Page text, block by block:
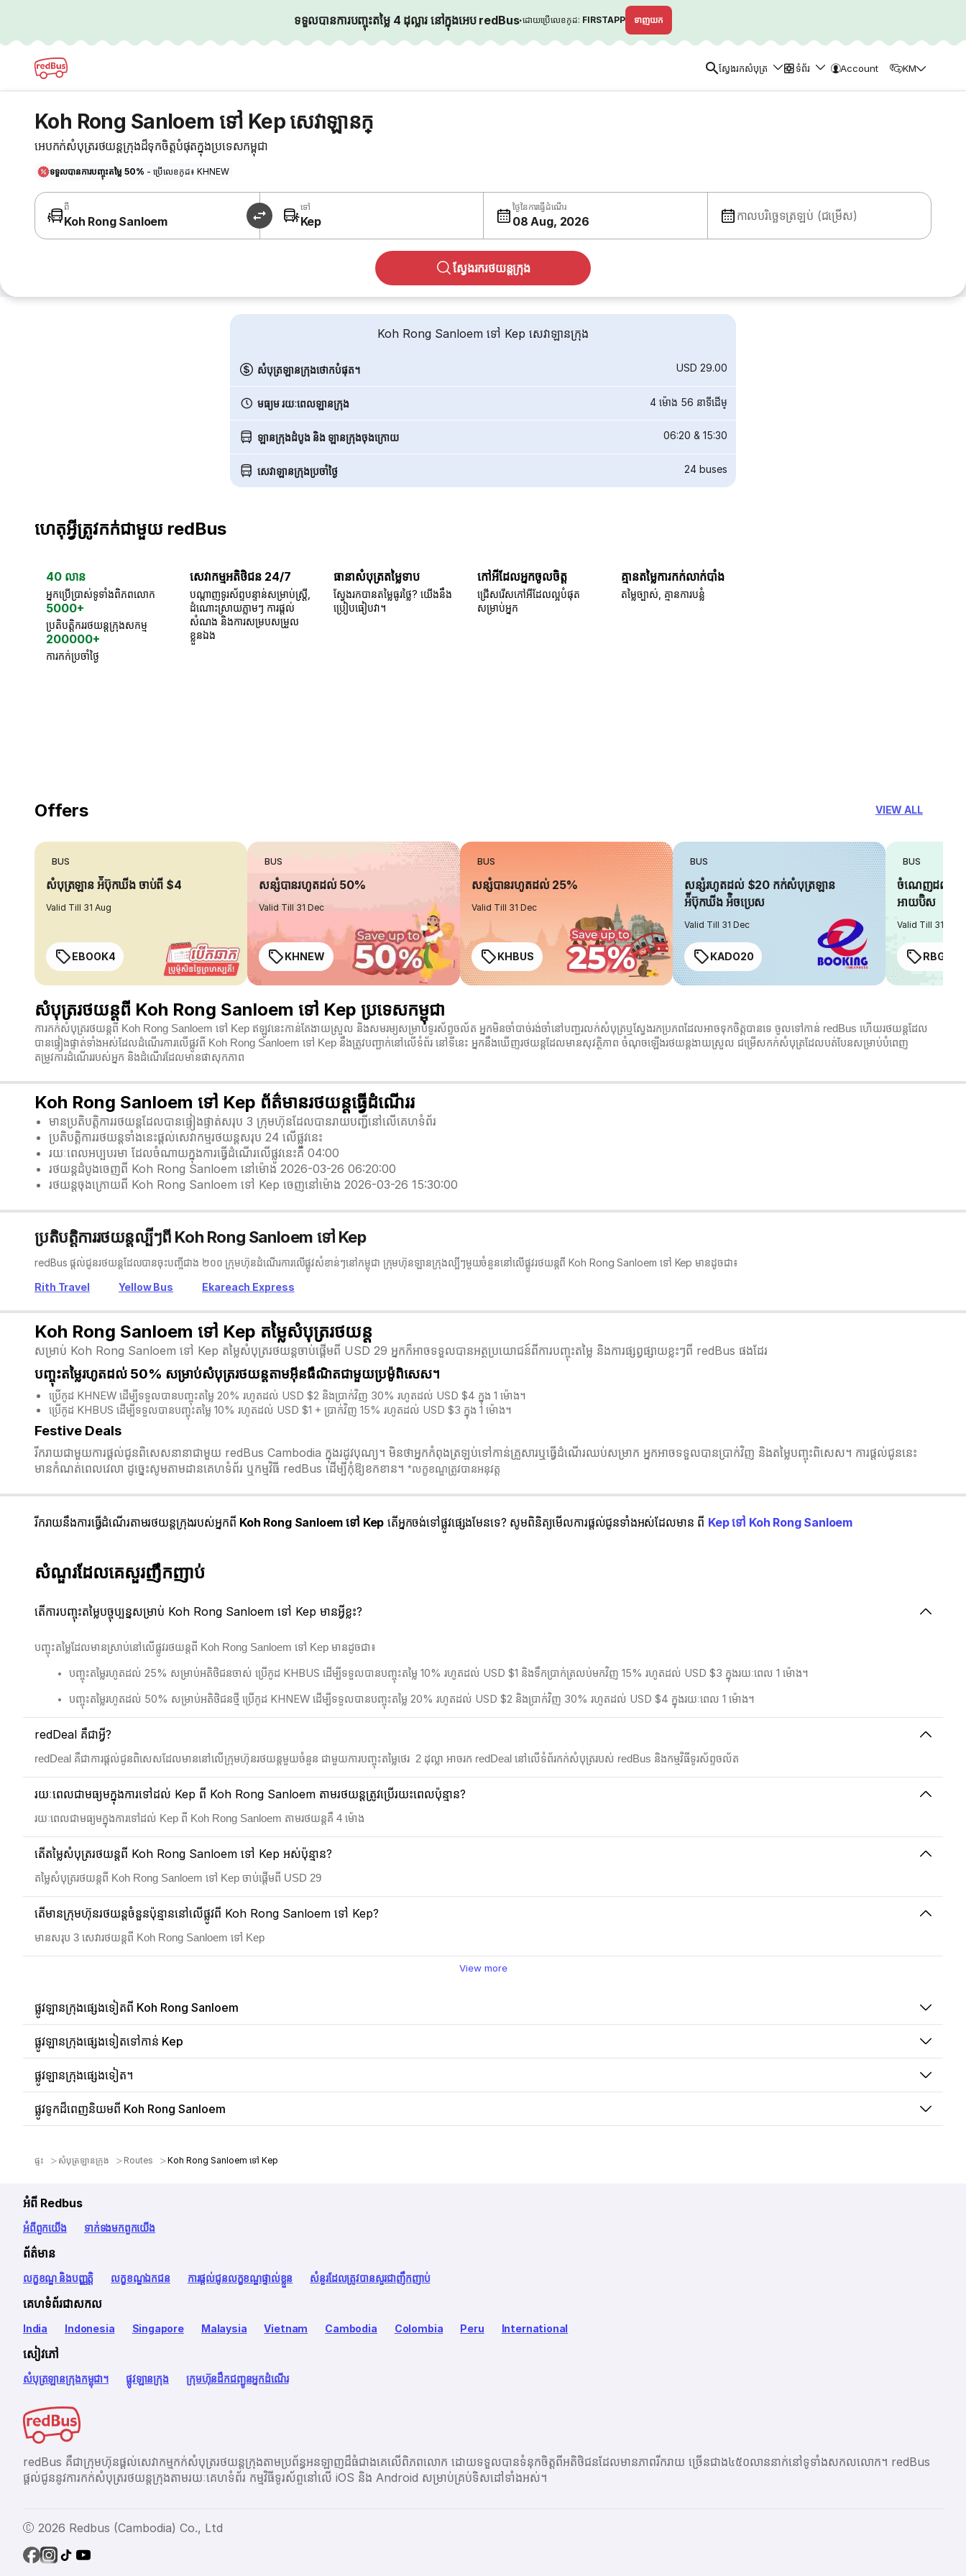
ទទួលបានការបញ្ចុះតម្លៃ 4 ដុល្លារ នៅក្នុងអេប redBus·ដោយប្រើលេខកូដ: FIRSTAPP ទាញយក
ស្វែងរកសំបុត្រ ទំព័រ Account KM
Koh Rong Sanloem ទៅ Kep សេវាឡានក្
អេបកក់សំបុត្ររថយន្តក្រុងដ៏ទុកចិត្តបំផុតក្នុងប្រទេសកម្ពុជា
ទទួលបានការបញ្ចុះតម្លៃ 50% - ប្រើលេខកូដ៖ KHNEW
ពី
Koh Rong Sanloem
ទៅ
Kep
ថ្ងៃនៃការធ្វើដំណើរ
08 Aug, 2026 កាលបរិច្ឆេទត្រឡប់ (ជម្រើស)
ស្វែងរករថយន្តក្រុង
Koh Rong Sanloem ទៅ Kep សេវាឡានក្រុង
សំបុត្រឡានក្រុងថោកបំផុត។ USD 29.00
មធ្យម រយៈពេលឡានក្រុង 4 ម៉ោង 56 នាទី​ដើម្
ឡានក្រុងដំបូង និង ឡានក្រុងចុងក្រោយ 06:20 & 15:30
សេវាឡានក្រុងប្រចាំថ្ងៃ 24 buses
ហេតុអ្វីត្រូវកក់ជាមួយ redBus
40 លាន
អ្នកប្រើប្រាស់ទូទាំងពិភពលោក
5000+
ប្រតិបត្តិកររថយន្តក្រុងសកម្ម
200000+
ការកក់ប្រចាំថ្ងៃ
សេវាកម្មអតិថិជន 24/7
បណ្តាញទូរស័ព្ទបន្ទាន់សម្រាប់ស្ត្រី,
ដំណោះស្រាយភ្លាមៗ ការផ្តល់
សំណង និងការសម្របសម្រួល
ខ្លួនឯង
ធានាសំបុត្រតម្លៃទាប
ស្វែងរកបានតម្លៃធូរថ្លៃ? យើងនឹង
ប្រៀបធៀបវា។
កៅអីដែលអ្នកចូលចិត្ត
ជ្រើសរើសកៅអីដែលល្អបំផុត
សម្រាប់អ្នក
គ្មានតម្លៃការកក់លាក់បាំង
តម្លៃច្បាស់, គ្មានការបន្លំ
Offers VIEW ALL
BUS
សំបុត្រឡាន អ៉ីប៊ុកឃីង ចាប់ពី $4
Valid Till 31 Aug
EBOOK4
BUS
សន្សំបានរហូតដល់ 50%
Valid Till 31 Dec
KHNEW
BUS
សន្សំបានរហូតដល់ 25%
Valid Till 31 Dec
KHBUS
BUS
សន្សំរហូតដល់ $20 កក់សំបុត្រឡាន
អ៉ីប៊ុកឃីង អ៉ិចប្រេស
Valid Till 31 Dec
KADO20
BUS
ចំណេញដល់ $6
អាយប៊ិស
Valid Till 31 Dec
សំបុត្ររថយន្តពី Koh Rong Sanloem ទៅ Kep ប្រទេសកម្ពុជា
ការកក់សំបុត្ររថយន្តពី Koh Rong Sanloem ទៅ Kep ឥឡូវនេះកាន់តែងាយស្រួល និងសមរម្យសម្រាប់ទូរស័ព្ទចល័ត អ្នកមិនចាំបាច់រង់ចាំនៅបញ្ជរលក់សំបុត្រឬស្វែងរកប្រភពដែលអាចទុកចិត្តបានទេ ចូលទៅកាន់ redBus ហើយរថយន្តដែល
បានផ្ទៀងផ្ទាត់ទាំងអស់ដែលដំណើរការលើផ្លូវពី Koh Rong Sanloem ទៅ Kep នឹងត្រូវបញ្ជាក់នៅលើទំព័រ នៅទីនេះ អ្នកនឹងឃើញរថយន្តដែលមានសុវត្ថិភាព ចំណុចឡើងរថយន្តងាយស្រួល ជម្រើសកក់សំបុត្រដែលបត់បែនសម្រាប់បំពេញ
តម្រូវការដំណើររបស់អ្នក និងដំណើរដែលមានផាសុកភាព
Koh Rong Sanloem ទៅ Kep ព័ត៌មានរថយន្តធ្វើដំណើររ
មានប្រតិបត្តិការរថយន្តដែលបានផ្ទៀងផ្ទាត់សរុប 3 ក្រុមហ៊ុនដែលបានរាយបញ្ជីនៅលើគេហទំព័រ
ប្រតិបត្តិការរថយន្តទាំងនេះផ្តល់សេវាកម្មរថយន្តសរុប 24 លើផ្លូវនេះ
រយៈពេលអប្បបរមា ដែលចំណាយក្នុងការធ្វើដំណើរលើផ្លូវនេះគឺ 04:00
រថយន្តដំបូងចេញពី Koh Rong Sanloem នៅម៉ោង 2026-03-26 06:20:00
រថយន្តចុងក្រោយពី Koh Rong Sanloem ទៅ Kep ចេញនៅម៉ោង 2026-03-26 15:30:00
ប្រតិបត្តិការរថយន្តល្បីៗពី Koh Rong Sanloem ទៅ Kep
redBus ផ្តល់ជូនរថយន្តដែលបានចុះបញ្ចីជាង ២០០ ក្រុមហ៊ុនដំណើរការលើផ្លូវសំខាន់ៗនៅកម្ពុជា ក្រុមហ៊ុនឡានក្រុង​ល្បីៗមួយចំនួននៅលើផ្លូវរថយន្តពី Koh Rong Sanloem ទៅ Kep មានដូចជា៖
Rith Travel
Yellow Bus Ekareach Express
Koh Rong Sanloem ទៅ Kep តម្លៃសំបុត្ររថយន្ត
សម្រាប់ Koh Rong Sanloem ទៅ Kep តម្លៃសំបុត្ររថយន្តចាប់ផ្តើមពី USD 29 អ្នកក៏អាចទទួលបានអត្ថប្រយោជន៍ពីការបញ្ចុះតម្លៃ និងការផ្សព្វផ្សាយខ្លះៗពី redBus ផងដែរ
បញ្ចុះតម្លៃរហូតដល់ 50% សម្រាប់សំបុត្ររថយន្តតាមអ៊ីនធឺណិតជាមួយប្រម៉ូពិសេស។
ប្រើកូដ KHNEW ដើម្បីទទួលបានបញ្ចុះតម្លៃ 20% រហូតដល់ USD $2 និងប្រាក់វិញ 30% រហូតដល់ USD $4 ក្នុង 1 ម៉ោង។
ប្រើកូដ KHBUS ដើម្បីទទួលបានបញ្ចុះតម្លៃ 10% រហូតដល់ USD $1 + ប្រាក់វិញ 15% រហូតដល់ USD $3 ក្នុង 1 ម៉ោង។
Festive Deals
រីករាយជាមួយការផ្តល់ជូនពិសេសនានាជាមួយ redBus Cambodia ក្នុងរដូវបុណ្យ។ មិនថាអ្នកកំពុងត្រឡប់ទៅកាន់គ្រួសារឬធ្វើដំណើរឈប់សម្រាក អ្នកអាចទទួលបានប្រាក់វិញ និងតម្លៃបញ្ចុះពិសេស។ ការផ្តល់ជូននេះ
មានកំណត់ពេលវេលា ដូច្នេះសូមតាមដានគេហទំព័រ ឬកម្មវិធី redBus ដើម្បីកុំឱ្យខកខាន។ *លក្ខខណ្ឌត្រូវបានអនុវត្ត
រីករាយនឹងការធ្វើដំណើរតាមរថយន្តក្រុងរបស់អ្នកពី Koh Rong Sanloem ទៅ Kep តើអ្នកចង់ទៅផ្លូវផ្សេងមែនទេ? សូមពិនិត្យមើលការផ្តល់ជូនទាំងអស់ដែលមាន ពី Kep ទៅ Koh Rong Sanloem
សំណួរដែលគេសួរញឹកញាប់
តើការបញ្ចុះតម្លៃបច្ចុប្បន្នសម្រាប់ Koh Rong Sanloem ទៅ Kep មានអ្វីខ្លះ?
បញ្ចុះតម្លៃដែលមានស្រាប់នៅលើផ្លូវរថយន្តពី Koh Rong Sanloem ទៅ Kep មានដូចជា៖
បញ្ចុះតម្លៃរហូតដល់ 25% សម្រាប់អតិថិជនចាស់ ប្រើកូដ KHBUS ដើម្បីទទួលបានបញ្ចុះតម្លៃ 10% រហូតដល់ USD $1 និងទឹកប្រាក់ត្រលប់មកវិញ 15% រហូតដល់ USD $3 ក្នុងរយៈពេល 1 ម៉ោង។
បញ្ចុះតម្លៃរហូតដល់ 50% សម្រាប់អតិថិជនថ្មី ប្រើកូដ KHNEW ដើម្បីទទួលបានបញ្ចុះតម្លៃ 20% រហូតដល់ USD $2 និងប្រាក់វិញ 30% រហូតដល់ USD $4 ក្នុងរយៈពេល 1 ម៉ោង។
redDeal គឺជាអ្វី?
redDeal គឺជាការផ្តល់ជូនពិសេសដែលមាននៅលើក្រុមហ៊ុនរថយន្តមួយចំនួន ជាមួយការបញ្ចុះតម្លៃថេរ 2​ ដុល្លា អាចរក redDeal នៅលើទំព័រកក់សំបុត្ររបស់ redBus និងកម្មវិធីទូរស័ព្ទចល័ត
រយៈពេលជាមធ្យមក្នុងការទៅដល់ Kep ពី Koh Rong Sanloem តាមរថយន្តត្រូវប្រើរយះពេលប៉ុន្មាន?
រយៈពេលជាមធ្យមក្នុងការទៅដល់ Kep ពី Koh Rong Sanloem តាមរថយន្តគឺ 4 ម៉ោង
តើតម្លៃសំបុត្ររថយន្តពី Koh Rong Sanloem ទៅ Kep អស់ប៉ុន្មាន?
តម្លៃសំបុត្ររថយន្តពី Koh Rong Sanloem ទៅ Kep ចាប់ផ្តើមពី USD 29
តើមានក្រុមហ៊ុនរថយន្តចំនួនប៉ុន្មាននៅលើផ្លូវពី Koh Rong Sanloem ទៅ Kep?
មានសរុប 3 សេវារថយន្តពី Koh Rong Sanloem ទៅ Kep
View more
ផ្លូវឡានក្រុងផ្សេងទៀតពី Koh Rong Sanloem
ផ្លូវឡានក្រុងផ្សេងទៀតទៅកាន់ Kep
ផ្លូវឡានក្រុងផ្សេងទៀត។
ផ្លូវទូកដ៏ពេញនិយមពី Koh Rong Sanloem
ផ្ទះ សំបុត្រឡានក្រុង Routes Koh Rong Sanloem ទៅ Kep
អំពី Redbus
អំពី​ពួក​យើង ទាក់ទង​មក​ពួក​យើង
ព័ត៌មាន
លក្ខខណ្ឌ និងបញ្ញត្តិ លក្ខខណ្ឌឯកជន ការផ្តល់ជូនលក្ខខណ្ឌផ្ទាល់ខ្លួន សំនួរដែលត្រូវបានសួរជាញឹកញាប់
គេហទំព័រជាសកល
India Indonesia Singapore Malaysia Vietnam Cambodia Colombia Peru International
សៀវភៅ
សំបុត្រឡានក្រុងកម្ពុជា។ ផ្លូវឡានក្រុង ក្រុមហ៊ុនដឹកជញ្ជូនអ្នកដំណើរ
redBus គឺជាក្រុមហ៊ុនផ្តល់សេវាកម្មកក់សំបុត្ររថយន្តក្រុងតាមប្រព័ន្ធអនឡាញដ៏ធំជាងគេលើពិភពលោក ដោយទទួលបានទំនុកចិត្តពីអតិថិជនដែលមានភាពរីករាយ ច្រើនជាង​៤៥០លាននាក់នៅទូទាំងសកលលោក។ redBus
ផ្ដល់ជូននូវការកក់សំបុត្ររថយន្តក្រុងតាមរយៈគេហទំព័រ កម្មវិធីទូរស័ព្ចនៅលើ iOS និង Android សម្រាប់គ្រប់ទិសដៅទាំងអស់។
Ⓒ 2026 Redbus (Cambodia) Co., Ltd